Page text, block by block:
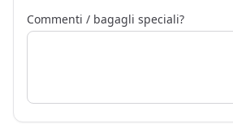
Commenti / bagagli speciali?